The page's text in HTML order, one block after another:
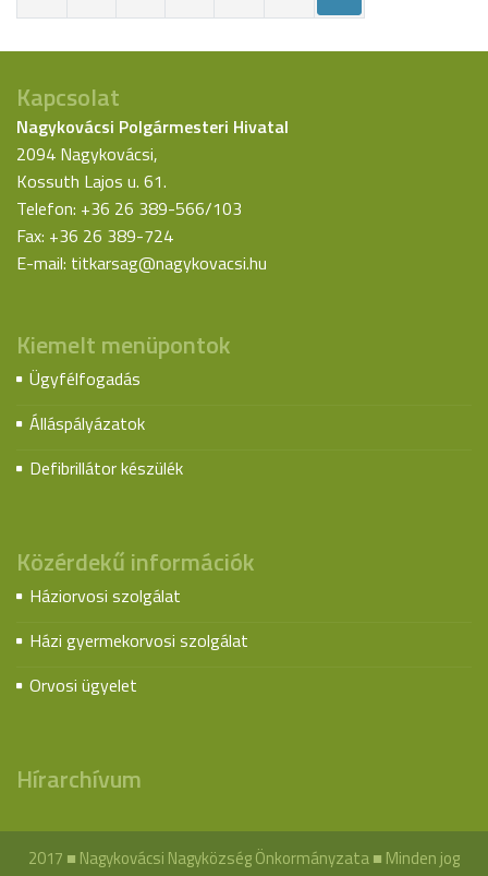
Kapcsolat
Nagykovácsi Polgármesteri Hivatal
2094 Nagykovácsi,
Kossuth Lajos u. 61.
Telefon: +36 26 389-566/103
Fax: +36 26 389-724
E-mail: titkarsag@nagykovacsi.hu
Kiemelt menüpontok
Ügyfélfogadás
Álláspályázatok
Defibrillátor készülék
Közérdekű információk
Háziorvosi szolgálat
Házi gyermekorvosi szolgálat
Orvosi ügyelet
Hírarchívum
2017 ■ Nagykovácsi Nagyközség Önkormányzata ■ Minden jog